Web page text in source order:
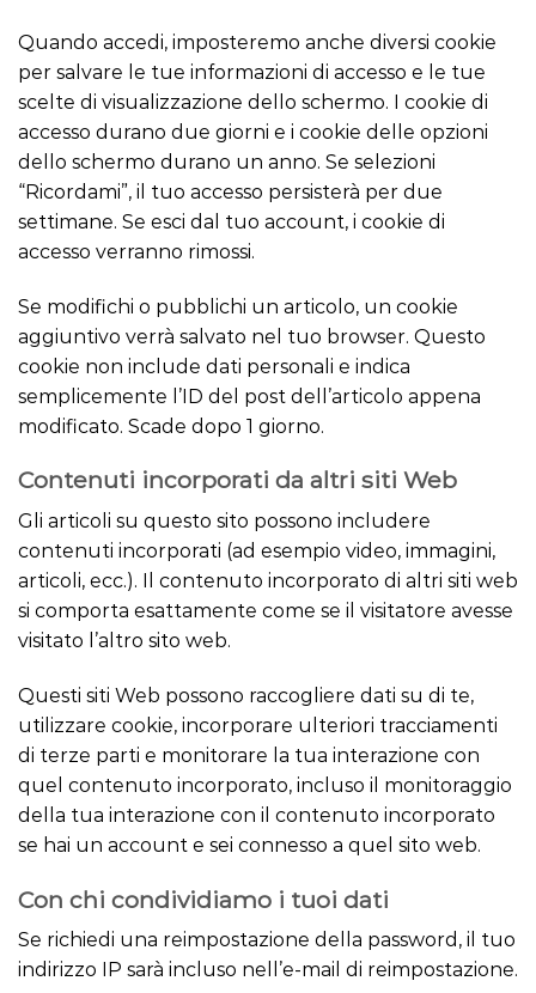
Quando accedi, imposteremo anche diversi cookie
per salvare le tue informazioni di accesso e le tue
scelte di visualizzazione dello schermo. I cookie di
accesso durano due giorni e i cookie delle opzioni
dello schermo durano un anno. Se selezioni
“Ricordami”, il tuo accesso persisterà per due
settimane. Se esci dal tuo account, i cookie di
accesso verranno rimossi.
Se modifichi o pubblichi un articolo, un cookie
aggiuntivo verrà salvato nel tuo browser. Questo
cookie non include dati personali e indica
semplicemente l’ID del post dell’articolo appena
modificato. Scade dopo 1 giorno.
Contenuti incorporati da altri siti Web
Gli articoli su questo sito possono includere
contenuti incorporati (ad esempio video, immagini,
articoli, ecc.). Il contenuto incorporato di altri siti web
si comporta esattamente come se il visitatore avesse
visitato l’altro sito web.
Questi siti Web possono raccogliere dati su di te,
utilizzare cookie, incorporare ulteriori tracciamenti
di terze parti e monitorare la tua interazione con
quel contenuto incorporato, incluso il monitoraggio
della tua interazione con il contenuto incorporato
se hai un account e sei connesso a quel sito web.
Con chi condividiamo i tuoi dati
Se richiedi una reimpostazione della password, il tuo
indirizzo IP sarà incluso nell’e-mail di reimpostazione.